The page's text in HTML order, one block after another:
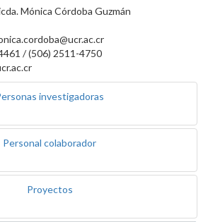
Mónica Córdoba Guzmán
/ (506) 2511-4750
investigadoras
Personal colaborador
Proyectos